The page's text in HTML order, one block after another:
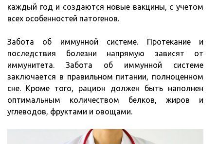
каждый год и создаются новые вакцины, с учетом
всех особенностей патогенов.
Забота об иммунной системе. Протекание и
последствия болезни напрямую зависят от
иммунитета. Забота об иммунной системе
заключается в правильном питании, полноценном
сне. Кроме того, рацион должен быть наполнен
оптимальным количеством белков, жиров и
углеводов, фруктами и овощами.